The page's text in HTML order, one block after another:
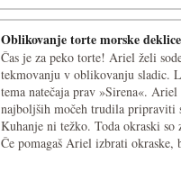
Oblikovanje torte morske deklice
Čas je za peko torte! Ariel želi
tekmovanju v oblikovanju sladic.
tema natečaja prav »Sirena«. Ariel
najboljših močeh trudila pripraviti
Kuhanje ni težko. Toda okraski so
Če pomagaš Ariel izbrati okraske,